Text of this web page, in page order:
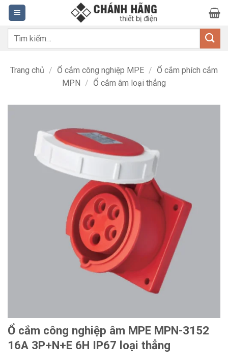
Bỏ
qua
nội
dung
Tìm
Trang chủ / Ổ cắm công nghiệp MPE / Ổ cắm phích cắm
MPN / Ổ cắm âm loại thẳng
Ổ cắm công nghiệp âm MPE MPN-3152
16A 3P+N+E 6H IP67 loại thẳng